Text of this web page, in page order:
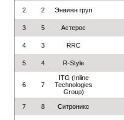
2 2 Энвижн груп
3 5 Астерос
4 3 RRC
5 4 R-Style
6 7
ITG (Inline
Technologies
Group)
7 8 Ситроникс